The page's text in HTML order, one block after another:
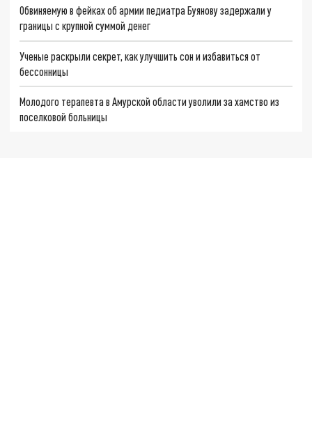
Обвиняемую в фейках об армии педиатра Буянову задержали у
границы с крупной суммой денег
Ученые раскрыли секрет, как улучшить сон и избавиться от
бессонницы
Молодого терапевта в Амурской области уволили за хамство из
поселковой больницы